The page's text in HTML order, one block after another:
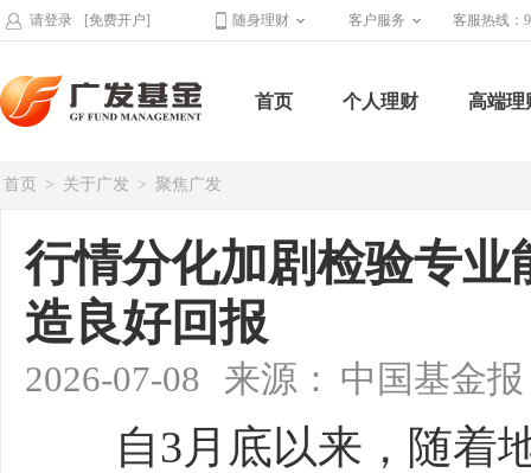
请登录 [免费开户] 随身理财 客户服务 客服热线：
首页 个人理财 高端理
首页 > 关于广发 > 聚焦广发
行情分化加剧检验专
造良好回报
2026-07-08 来源： 中国基金报
自3月底以来，随着地